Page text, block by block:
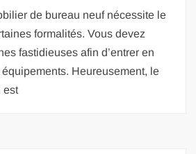
de bureau neuf nécessite le
formalités. Vous devez
fastidieuses afin d’entrer en
Heureusement, le
est